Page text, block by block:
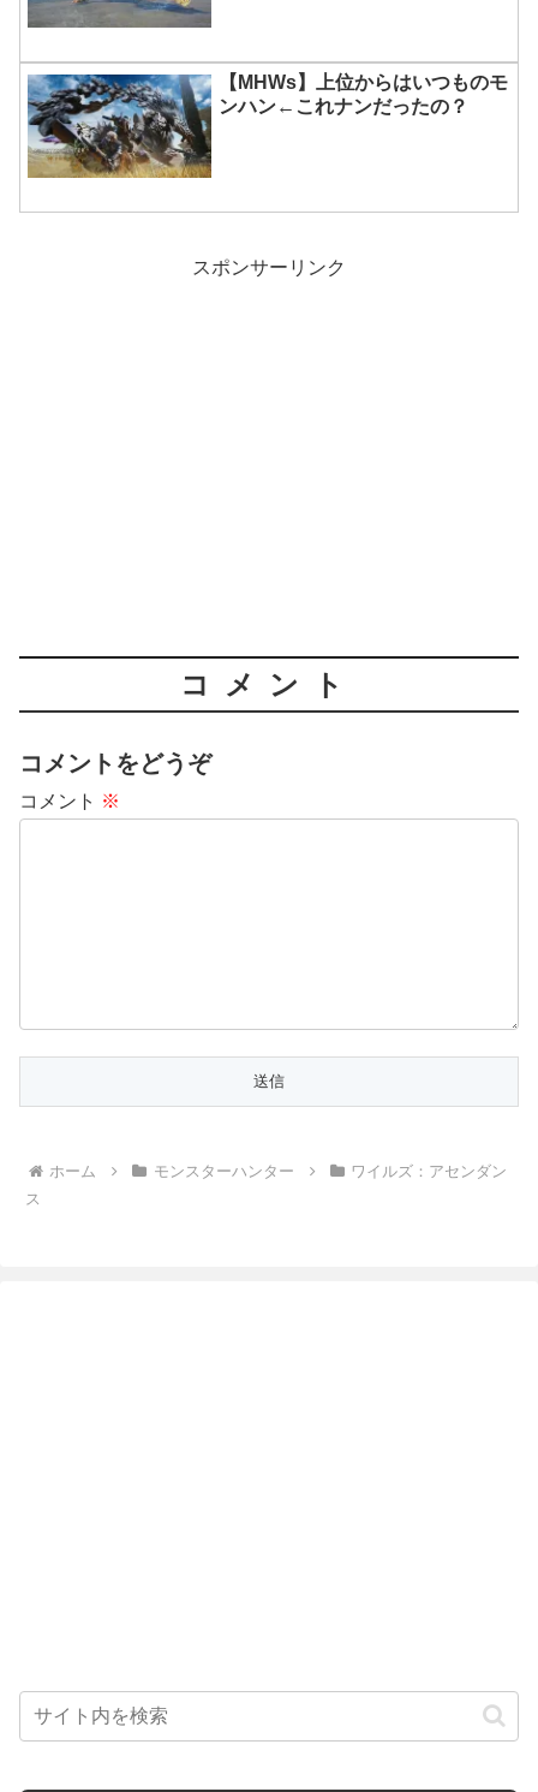
【MHWs】上位からはいつものモ
ンハン←これナンだったの？
スポンサーリンク
コメント
コメントをどうぞ
コメント ※
ホーム モンスターハンター
ワイルズ：アセンダン
ス